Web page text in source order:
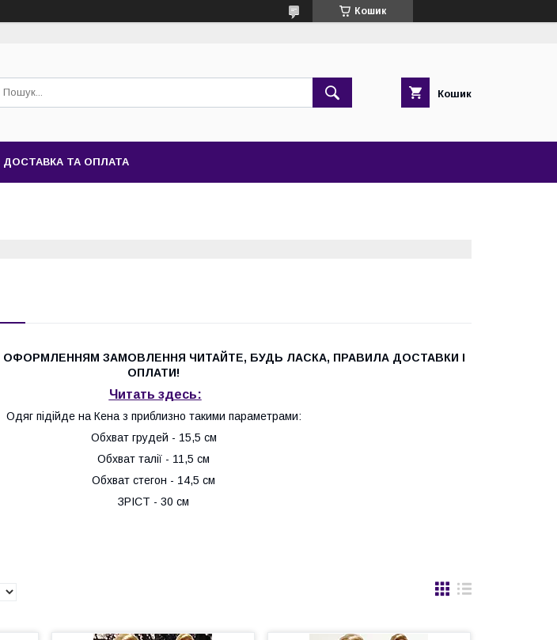
Кошик
Кошик
ДОСТАВКА ТА ОПЛАТА
ОФОРМЛЕННЯМ ЗАМОВЛЕННЯ ЧИТАЙТЕ, БУДЬ ЛАСКА, ПРАВИЛА ДОСТАВКИ І
ОПЛАТИ!
Читать здесь:
Одяг підійде на Кена з приблизно такими параметрами:
Обхват грудей - 15,5 см
Обхват талії - 11,5 см
Обхват стегон - 14,5 см
ЗРІСТ - 30 см